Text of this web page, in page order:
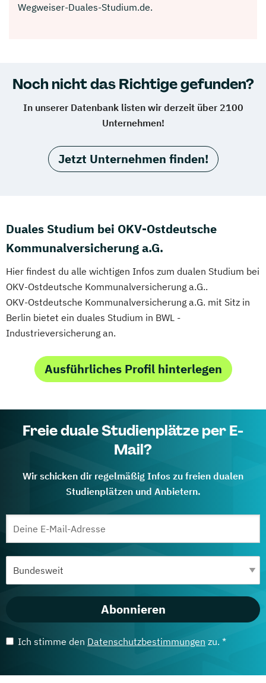
Wegweiser-Duales-Studium.de.
Noch nicht das Richtige gefunden?
In unserer Datenbank listen wir derzeit über 2100
Unternehmen!
Jetzt Unternehmen finden!
Duales Studium bei OKV-Ostdeutsche
Kommunalversicherung a.G.
Hier findest du alle wichtigen Infos zum dualen Studium bei
OKV-Ostdeutsche Kommunalversicherung a.G..
OKV-Ostdeutsche Kommunalversicherung a.G. mit Sitz in
Berlin bietet ein duales Studium in BWL -
Industrieversicherung an.
Ausführliches Profil hinterlegen
Freie duale Studienplätze per E-
Mail?
Wir schicken dir regelmäßig Infos zu freien dualen
Studienplätzen und Anbietern.
Abonnieren
Ich stimme den Datenschutzbestimmungen zu. *